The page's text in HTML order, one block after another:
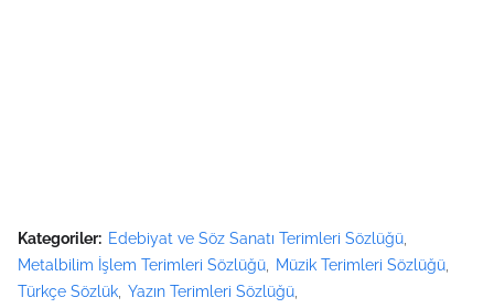
Kategoriler: Edebiyat ve Söz Sanatı Terimleri Sözlüğü
Metalbilim İşlem Terimleri Sözlüğü
Müzik Terimleri Sözlüğü
Türkçe Sözlük Yazın Terimleri Sözlüğü